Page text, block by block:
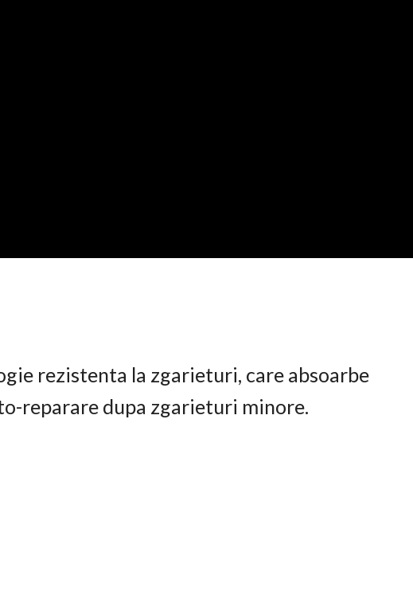
rezistenta la zgarieturi, care absoarbe
reparare dupa zgarieturi minore.